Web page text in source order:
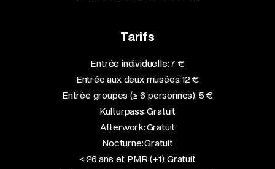
Tarifs
Entrée individuelle: 7 €
Entrée aux deux musées: 12 €
Entrée groupes (≥ 6 personnes): 5 €
Kulturpass: Gratuit
Afterwork: Gratuit
Nocturne: Gratuit
< 26 ans et PMR (+1): Gratuit